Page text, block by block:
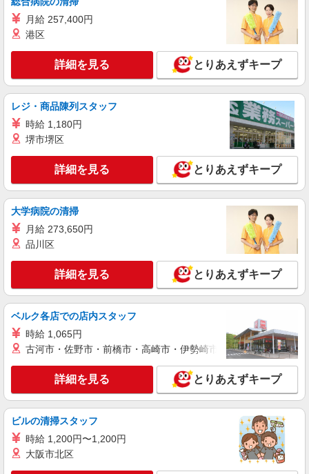
キープ 詳細を見る
派遣社員
株式会社kotrio /●SD-H-1909162
いわき市*デイの生活補助☆新たなスキルを身
につけて長く働く♪
通費全支給(ガソリン代含む)＞
いわき市 ≪最寄駅≫いわき駅
キープ 詳細を見る
派遣社員
株式会社kotrio /●SD-H-1828745
＼日払いOK／夕方退社可♪デイサービス
STAFF急募＊いわき市
時給1450円〜2062円 ＜日払い有/週払い有/交
通費全支給(ガソリン代含む)＞
いわき市
キープ
派遣社員
株式会社kotrio /●SD-H-2066581
いわき市★未経験OKの人間関係に悩まない職
場へ★サ高住スタッフ
時給1350円〜2062円 ＜日払い有/週払い有/交
詳細を見る
月給 257,400円
港区
詳細を見る とりあえずキープ
レジ・商品陳列スタッフ
時給 1,180円
堺市堺区
詳細を見る とりあえずキープ
大学病院の清掃
月給 273,650円
品川区
詳細を見る とりあえずキープ
ベルク各店での店内スタッフ
時給 1,065円
古河市・佐野市・前橋市・高崎市・伊勢崎市・太田市・館林市
詳細を見る とりあえずキープ
ビルの清掃スタッフ
時給 1,200円〜1,200円
大阪市北区